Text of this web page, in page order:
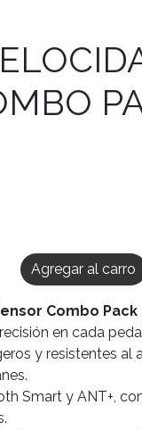
Agregar al carro
Combo Pack
en cada
y resistentes al
Smart y ANT+,